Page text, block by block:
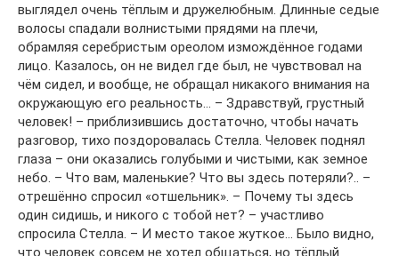
выглядел очень тёплым и дружелюбным. Длинные седые
волосы спадали волнистыми прядями на плечи,
обрамляя серебристым ореолом измождённое годами
лицо. Казалось, он не видел где был, не чувствовал на
чём сидел, и вообще, не обращал никакого внимания на
окружающую его реальность… – Здравствуй, грустный
человек! – приблизившись достаточно, чтобы начать
разговор, тихо поздоровалась Стелла. Человек поднял
глаза – они оказались голубыми и чистыми, как земное
небо. – Что вам, маленькие? Что вы здесь потеряли?.. –
отрешённо спросил «отшельник». – Почему ты здесь
один сидишь, и никого с тобой нет? – участливо
спросила Стелла. – И место такое жуткое… Было видно,
что человек совсем не хотел общаться, но тёплый